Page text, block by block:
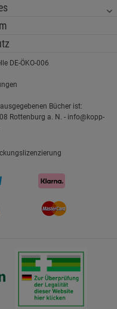
DE-ÖKO-006
Bücher ist:
Rottenburg a. N. - info@kopp-